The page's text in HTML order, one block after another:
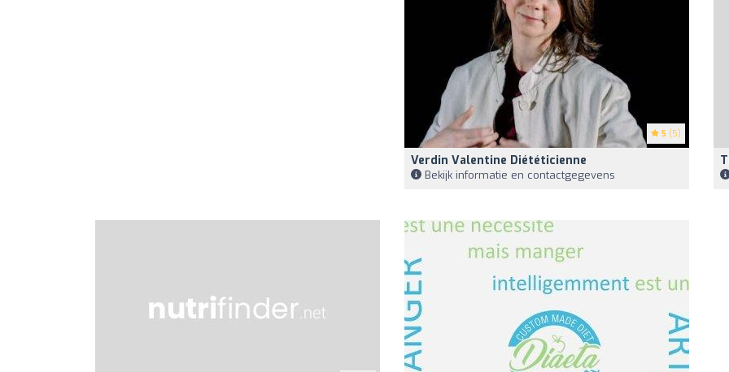
5 (5)
Verdin Valentine Diététicienne
Bekijk informatie en contactgegevens